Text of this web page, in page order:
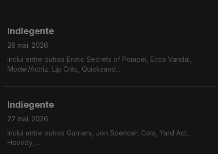
Indiegente
28 mai. 2026
inclui entre outros Erotic Secrets of Pompei, Ecca Vandal,
Model/Actriz, Lip Critc, Quicksand....
Indiegente
27 mai. 2026
Inclui entre outros Gurriers, Jon Spencer, Cola, Yard Act,
Hovvdy,....